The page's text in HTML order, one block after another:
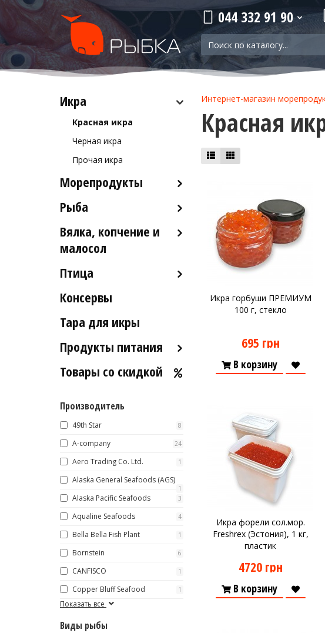
044 332 91 90
Икра
Красная икра
Черная икра
Прочая икра
Морепродукты
Кальмары
Крабы
Лобстеры / Омары
Мидии
Мясо гребешка
Рапаны
Устрицы
Другое
Рыба
Рыба деликатесных сортов
Рыба столовых сортов
Вялка, копчение и
малосол
Икра вяленая
Рыба слабосоленая
Рыба холодного и
Птица
Индейка
Консервы
Тара для икры
Продукты питания
Оливковое масло
Уксус
Сыры
Соусы
Сладости
Рис
Оливки
Мясные изделия
Макароны
Вино
Белое вино
Красное вино
Кофе
Blaser
Товары со скидкой
Производитель
49th Star 8
A-company 24
Aero Trading Co. Ltd. 1
Alaska General Seafoods (AGS)
1
Alaska Pacific Seafoods 3
Aqualine Seafoods 4
Bella Bella Fish Plant 1
Bornstein 6
CANFISCO 1
Copper Bluff Seafood 1
Показать все
Виды рыбы
Интернет-магазин
Красная
Икра горбуши ПРЕМИУМ
100 г, стекло
695 грн
В корзину
Икра форели сол.мор.
Freshrex (Эстония), 1 кг,
пластик
4720 грн
В корзину